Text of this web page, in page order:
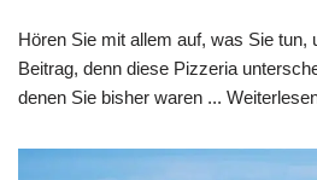
Hören Sie mit allem auf, was Sie tun,
Beitrag, denn diese Pizzeria
denen Sie bisher waren ...